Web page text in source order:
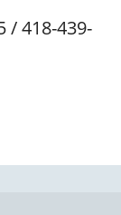
/ 418-439-